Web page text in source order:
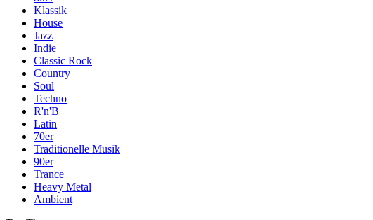
Klassik
House
Jazz
Indie
Classic Rock
Country
Soul
Techno
R'n'B
Latin
70er
Traditionelle Musik
90er
Trance
Heavy Metal
Ambient